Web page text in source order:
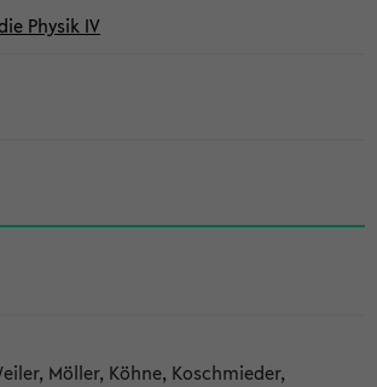
Physik IV
Möller, Köhne, Koschmieder,